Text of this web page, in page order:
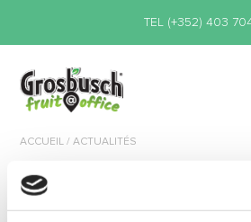
TEL (+352) 403
ACCUEIL / ACTUALITÉS